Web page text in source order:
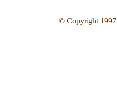
© Copyright 1997